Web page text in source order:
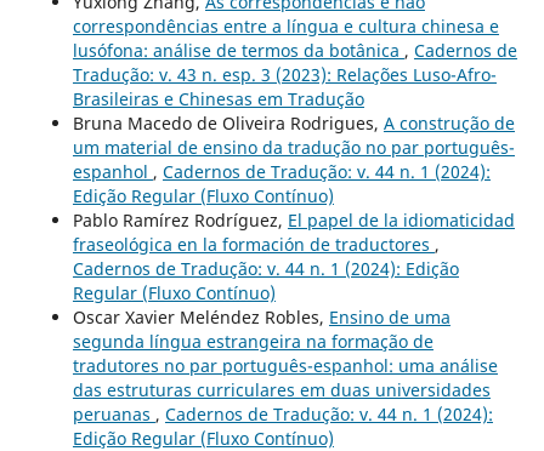
correspondências entre a língua e cultura chinesa e
lusófona: análise de termos da botânica , Cadernos de
Tradução: v. 43 n. esp. 3 (2023): Relações Luso-Afro-
Brasileiras e Chinesas em Tradução
Bruna Macedo de Oliveira Rodrigues, A construção de
um material de ensino da tradução no par português-
espanhol , Cadernos de Tradução: v. 44 n. 1 (2024):
Edição Regular (Fluxo Contínuo)
Pablo Ramírez Rodríguez, El papel de la idiomaticidad
fraseológica en la formación de traductores ,
Cadernos de Tradução: v. 44 n. 1 (2024): Edição
Regular (Fluxo Contínuo)
Oscar Xavier Meléndez Robles, Ensino de uma
segunda língua estrangeira na formação de
tradutores no par português-espanhol: uma análise
das estruturas curriculares em duas universidades
peruanas , Cadernos de Tradução: v. 44 n. 1 (2024):
Edição Regular (Fluxo Contínuo)